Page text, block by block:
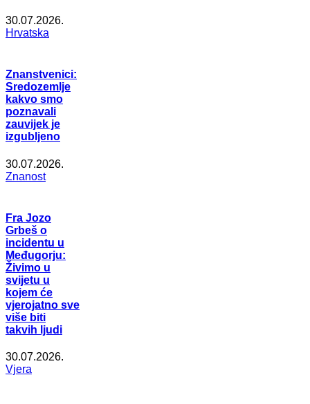
30.07.2026.
Hrvatska
Znanstvenici:
Sredozemlje
kakvo smo
poznavali
zauvijek je
izgubljeno
30.07.2026.
Znanost
Fra Jozo
Grbeš o
incidentu u
Međugorju:
Živimo u
svijetu u
kojem će
vjerojatno sve
više biti
takvih ljudi
30.07.2026.
Vjera